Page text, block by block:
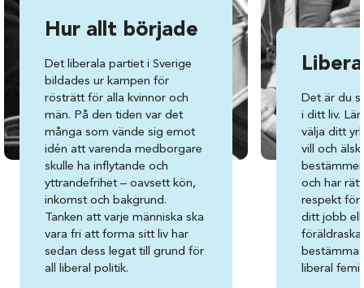
Hur allt började
Det liberala partiet i Sverige
bildades ur kampen för
rösträtt för alla kvinnor och
män. På den tiden var det
många som vände sig emot
idén att varenda medborgare
skulle ha inflytande och
yttrandefrihet – oavsett kön,
inkomst och bakgrund.
Tanken att varje människa ska
vara fri att forma sitt liv har
sedan dess legat till grund för
all liberal politik.
Det är du
i ditt liv.
välja ditt
vill och
och har
respekt för
ditt jobb
liberal